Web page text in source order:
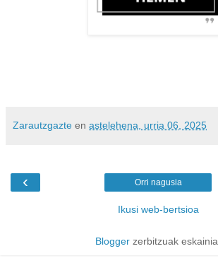
Zarautzgazte en astelehena, urria 06, 2025
‹ Orri nagusia
Ikusi web-bertsioa
Blogger zerbitzuak eskainia.